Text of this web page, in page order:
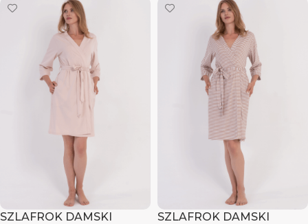
SZLAFROK DAMSKI
SZLAFROK DAMSKI